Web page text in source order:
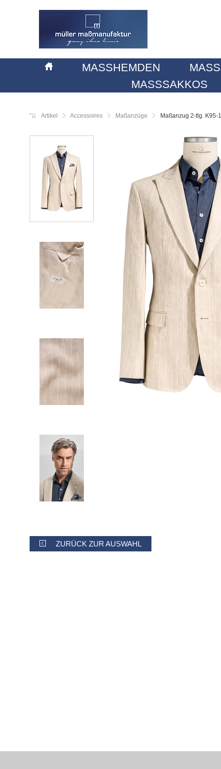
MASSHEMDEN
MASSSAKKOS
Artikel Accessoires Maßanzüge Maßanzug 2-tlg. K95-
ZURÜCK ZUR AUSWAHL